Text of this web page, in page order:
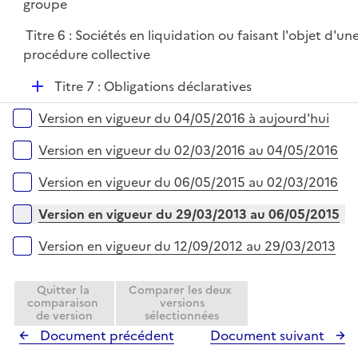
l
e
r
l
i
r
groupe
Titre 6 : Sociétés en liquidation ou faisant l'objet
procédure collective
D
é
p
l
i
e
Titre 7 : Obligations déclaratives
Versions sur la période
Version en vigueur du 04/05/2016 à aujourd'hui
Version en vigueur du 02/03/2016 au 04/05/2016
Version en vigueur du 06/05/2015 au 02/03/2016
Version en vigueur du 29/03/2013 au 06/05/2015
Version en vigueur du 12/09/2012 au 29/03/2013
Quitter la
comparaison
de version
Comparer les deux
versions
sélectionnées
Document précédent Document suivant